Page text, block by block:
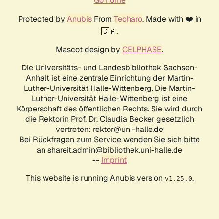
Protected by AnubisFrom Techaro. Made with ❤️ in
🇨🇦.
Mascot design by CELPHASE.
Die Universitäts- und Landesbibliothek Sachsen-
Anhalt ist eine zentrale Einrichtung der Martin-
Luther-Universität Halle-Wittenberg. Die Martin-
Luther-Universität Halle-Wittenberg ist eine
Körperschaft des öffentlichen Rechts. Sie wird durch
die Rektorin Prof. Dr. Claudia Becker gesetzlich
vertreten: rektor@uni-halle.de
Bei Rückfragen zum Service wenden Sie sich bitte
an shareit.admin@bibliothek.uni-halle.de
-- Imprint
This website is running Anubis version v1.25.0.